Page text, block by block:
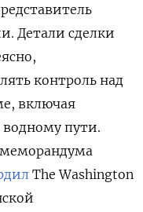
Детали сделки
контроль над
включая
водному пути.
The Washington